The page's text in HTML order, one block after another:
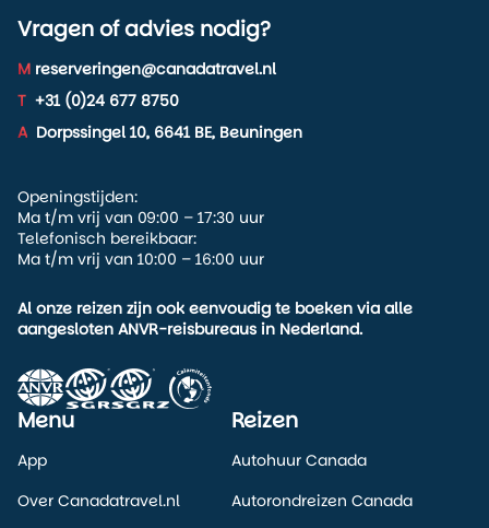
Vragen of advies nodig?
M reserveringen@canadatravel.nl
T +31 (0)24 677 8750
A Dorpssingel 10, 6641 BE, Beuningen
Openingstijden:
Ma t/m vrij van 09:00 – 17:30 uur
Telefonisch bereikbaar:
Ma t/m vrij van 10:00 – 16:00 uur
Al onze reizen zijn ook eenvoudig te boeken via alle
aangesloten ANVR-reisbureaus in Nederland.
Menu
App
Over Canadatravel.nl
Reizen
Autohuur Canada
Autorondreizen Canada